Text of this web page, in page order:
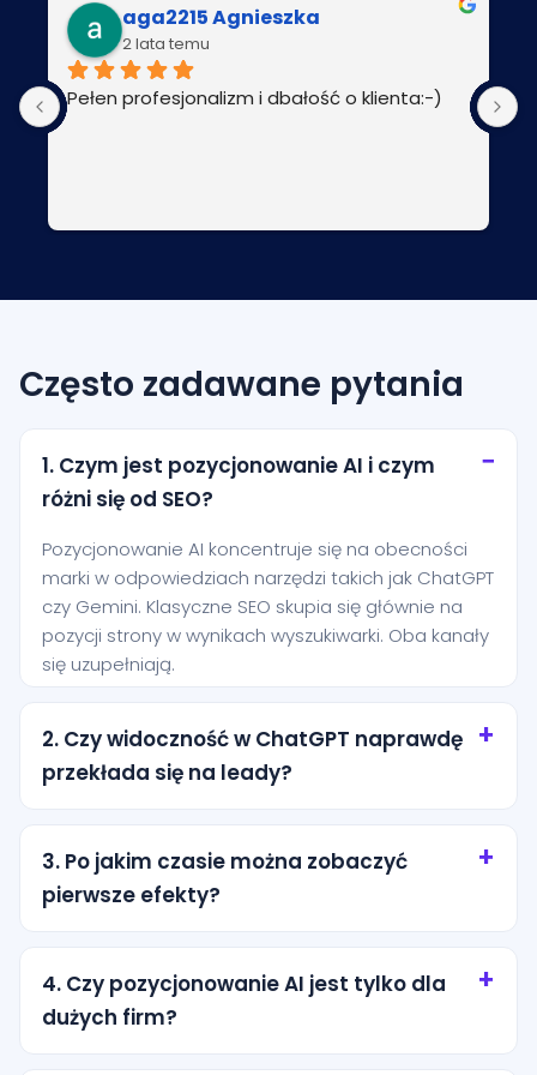
aga2215 Agnieszka
2 lata temu
Pełen profesjonalizm i dbałość o klienta:-)
Często zadawane pytania
1. Czym jest pozycjonowanie AI i czym
różni się od SEO?
Pozycjonowanie AI koncentruje się na obecności
marki w odpowiedziach narzędzi takich jak ChatGPT
czy Gemini. Klasyczne SEO skupia się głównie na
pozycji strony w wynikach wyszukiwarki. Oba kanały
się uzupełniają.
2. Czy widoczność w ChatGPT naprawdę
przekłada się na leady?
Tak, szczególnie przy zapytaniach o wysokiej
intencji. Użytkownik często pyta AI o rekomendację
konkretnej usługi i jest bliżej decyzji niż osoba, która
dopiero przegląda ogólne wyniki wyszukiwania.
3. Po jakim czasie można zobaczyć
pierwsze efekty?
Pierwsze efekty zwykle pojawiają się po kilku
tygodniach od wdrożenia podstaw. Trwalsze
rezultaty wymagają regularnej pracy nad treścią,
strukturą i autorytetem marki.
4. Czy pozycjonowanie AI jest tylko dla
dużych firm?
Nie. Dla lokalnych firm z miasta Łaszczów to często